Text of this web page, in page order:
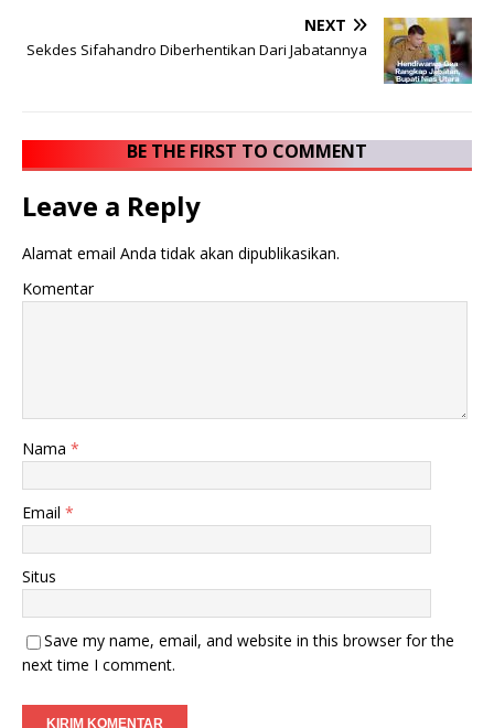
NEXT
Sekdes Sifahandro Diberhentikan Dari Jabatannya
BE THE FIRST TO COMMENT
Leave a Reply
Alamat email Anda tidak akan dipublikasikan.
Komentar
Nama *
Email *
Situs
Save my name, email, and website in this browser for the
next time I comment.